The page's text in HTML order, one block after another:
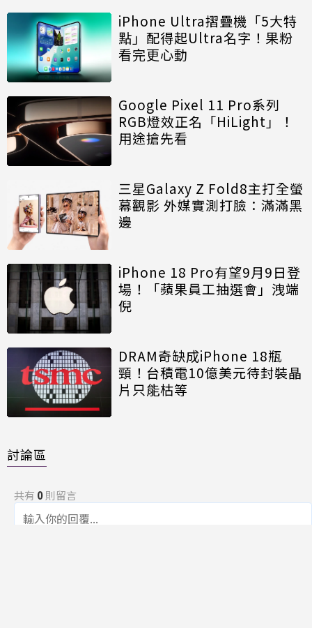
iPhone Ultra摺疊機「5大特
點」配得起Ultra名字！果粉
看完更心動
Google Pixel 11 Pro系列
RGB燈效正名「HiLight」！
用途搶先看
三星Galaxy Z Fold8主打全螢
幕觀影 外媒實測打臉：滿滿黑
邊
iPhone 18 Pro有望9月9日登
場！「蘋果員工抽選會」洩端
倪
DRAM奇缺成iPhone 18瓶
頸！台積電10億美元待封裝晶
片只能枯等
討論區
共有 0則留言